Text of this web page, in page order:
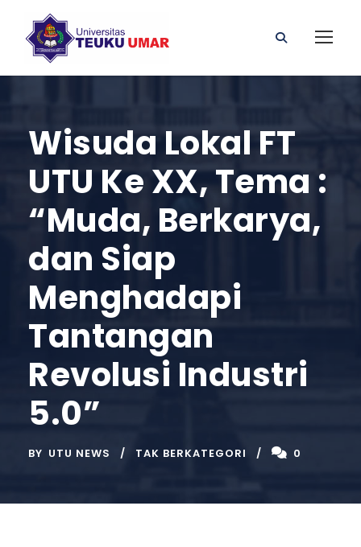
Wisuda Lokal FT
UTU Ke XX, Tema :
“Muda, Berkarya,
dan Siap
Menghadapi
Tantangan
Revolusi Industri
5.0”
BY UTU NEWS TAK BERKATEGORI 0